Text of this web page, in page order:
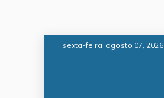
sexta-feira, agosto 07, 2026